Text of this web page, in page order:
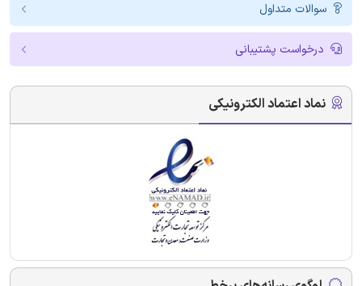
سوالات متداول
درخواست پشتیبانی
نماد اعتماد الکترونیکی